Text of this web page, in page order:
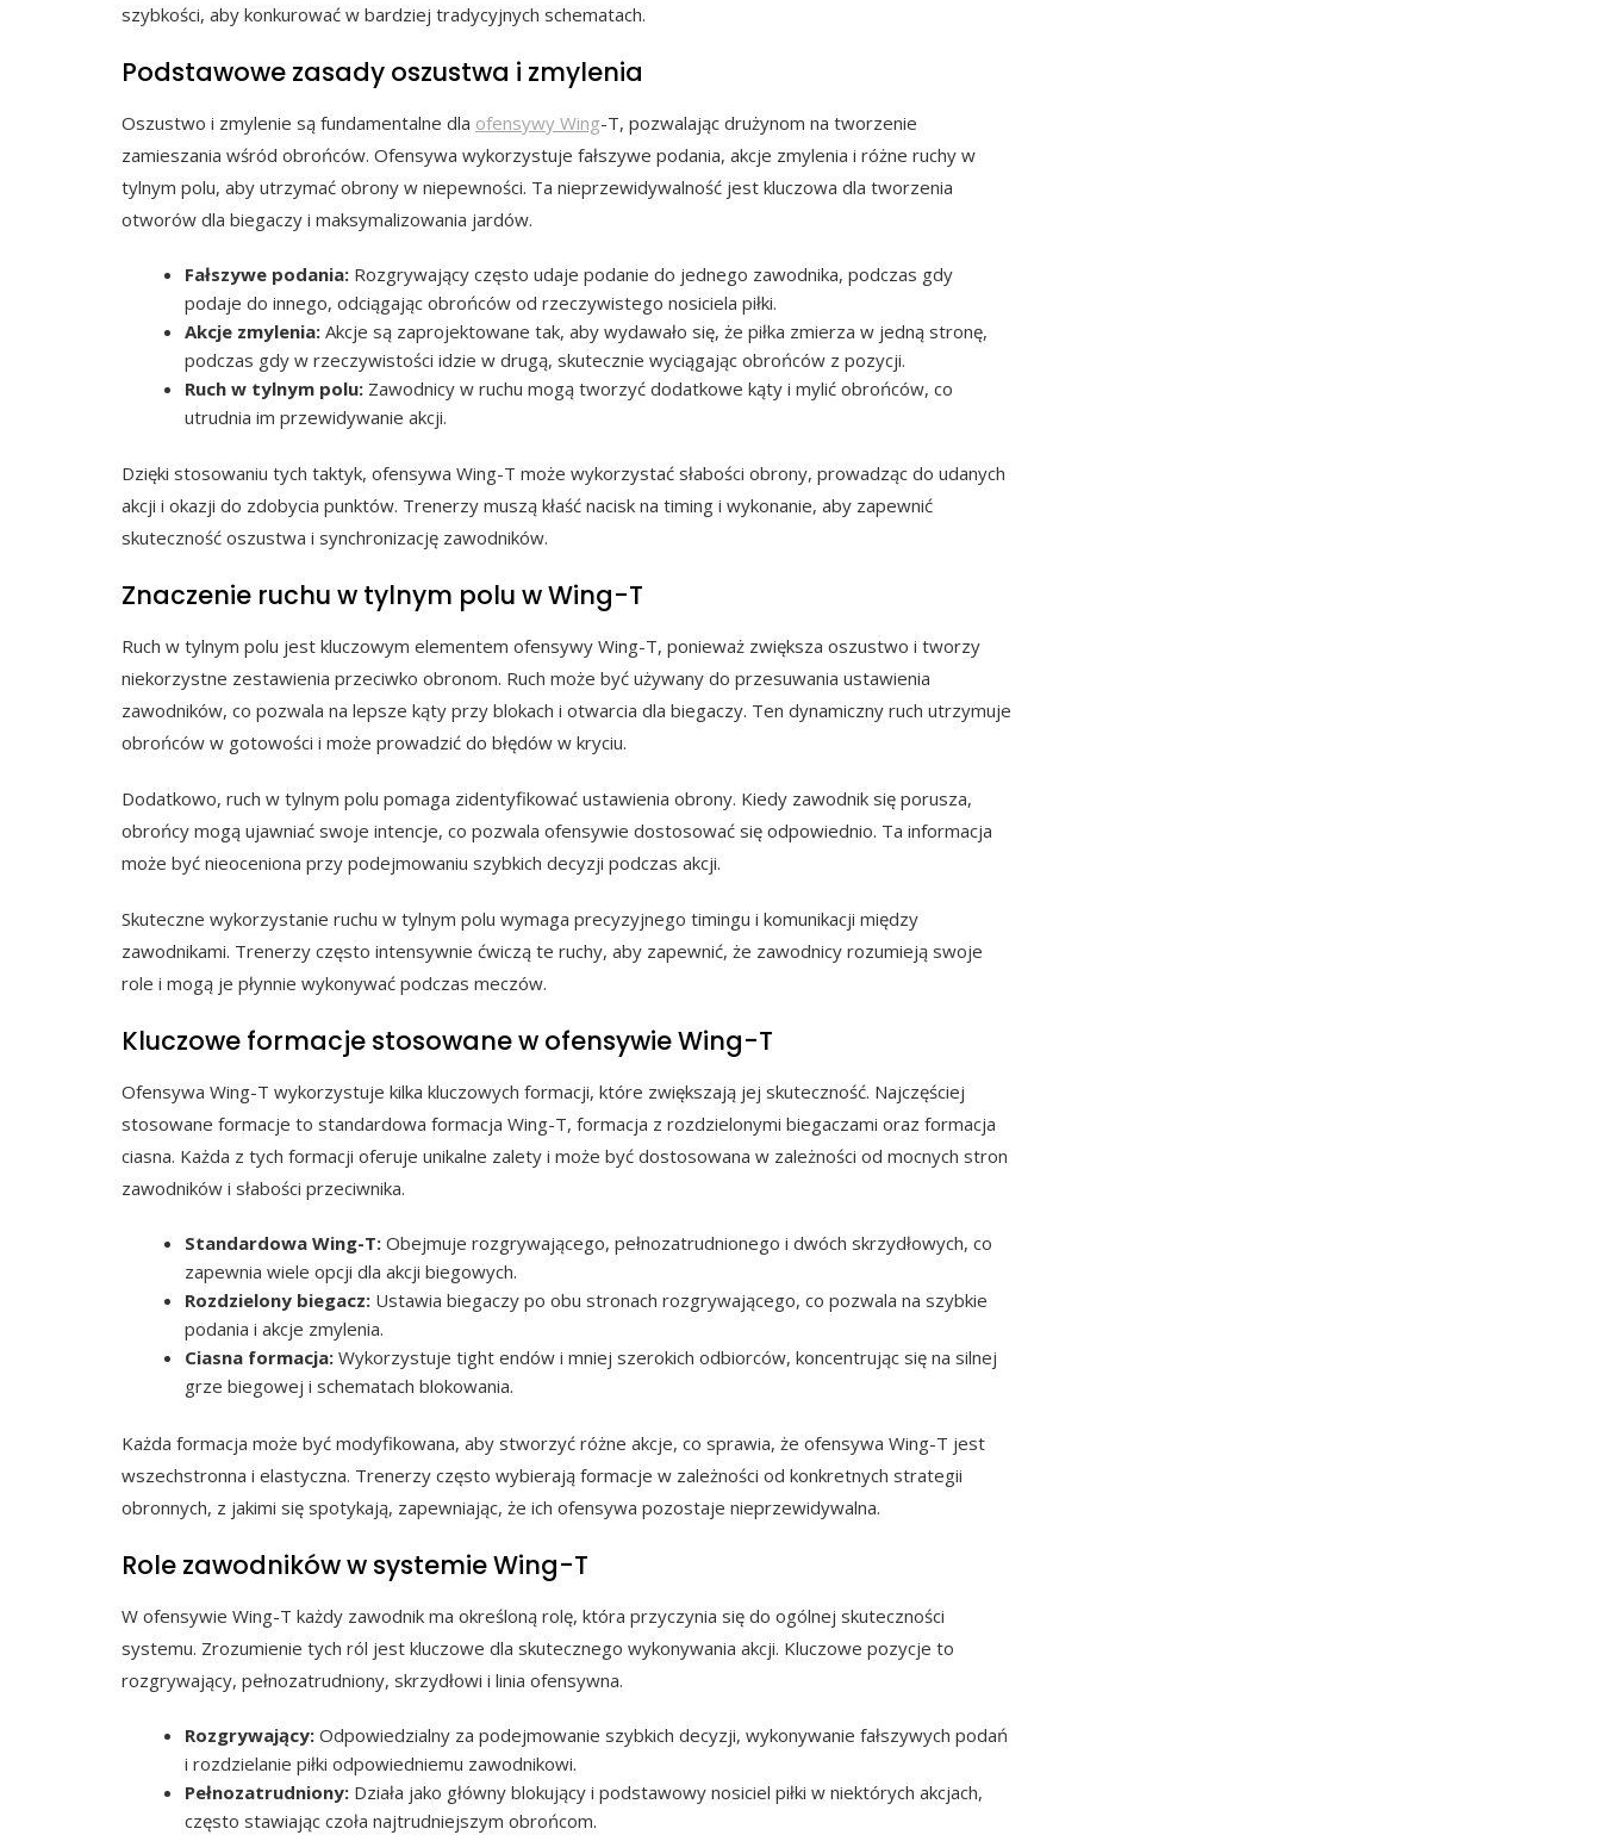
szybkości, aby konkurować w bardziej tradycyjnych schematach.
Podstawowe zasady oszustwa i zmylenia
Oszustwo i zmylenie są fundamentalne dla ofensywy Wing-T, pozwalając drużynom na tworzenie
zamieszania wśród obrońców. Ofensywa wykorzystuje fałszywe podania, akcje zmylenia i różne ruchy w
tylnym polu, aby utrzymać obrony w niepewności. Ta nieprzewidywalność jest kluczowa dla tworzenia
otworów dla biegaczy i maksymalizowania jardów.
Fałszywe podania: Rozgrywający często udaje podanie do jednego zawodnika, podczas gdy
podaje do innego, odciągając obrońców od rzeczywistego nosiciela piłki.
Akcje zmylenia: Akcje są zaprojektowane tak, aby wydawało się, że piłka zmierza w jedną stronę,
podczas gdy w rzeczywistości idzie w drugą, skutecznie wyciągając obrońców z pozycji.
Ruch w tylnym polu: Zawodnicy w ruchu mogą tworzyć dodatkowe kąty i mylić obrońców, co
utrudnia im przewidywanie akcji.
Dzięki stosowaniu tych taktyk, ofensywa Wing-T może wykorzystać słabości obrony, prowadząc do udanych
akcji i okazji do zdobycia punktów. Trenerzy muszą kłaść nacisk na timing i wykonanie, aby zapewnić
skuteczność oszustwa i synchronizację zawodników.
Znaczenie ruchu w tylnym polu w Wing-T
Ruch w tylnym polu jest kluczowym elementem ofensywy Wing-T, ponieważ zwiększa oszustwo i tworzy
niekorzystne zestawienia przeciwko obronom. Ruch może być używany do przesuwania ustawienia
zawodników, co pozwala na lepsze kąty przy blokach i otwarcia dla biegaczy. Ten dynamiczny ruch utrzymuje
obrońców w gotowości i może prowadzić do błędów w kryciu.
Dodatkowo, ruch w tylnym polu pomaga zidentyfikować ustawienia obrony. Kiedy zawodnik się porusza,
obrońcy mogą ujawniać swoje intencje, co pozwala ofensywie dostosować się odpowiednio. Ta informacja
może być nieoceniona przy podejmowaniu szybkich decyzji podczas akcji.
Skuteczne wykorzystanie ruchu w tylnym polu wymaga precyzyjnego timingu i komunikacji między
zawodnikami. Trenerzy często intensywnie ćwiczą te ruchy, aby zapewnić, że zawodnicy rozumieją swoje
role i mogą je płynnie wykonywać podczas meczów.
Kluczowe formacje stosowane w ofensywie Wing-T
Ofensywa Wing-T wykorzystuje kilka kluczowych formacji, które zwiększają jej skuteczność. Najczęściej
stosowane formacje to standardowa formacja Wing-T, formacja z rozdzielonymi biegaczami oraz formacja
ciasna. Każda z tych formacji oferuje unikalne zalety i może być dostosowana w zależności od mocnych stron
zawodników i słabości przeciwnika.
Standardowa Wing-T: Obejmuje rozgrywającego, pełnozatrudnionego i dwóch skrzydłowych, co
zapewnia wiele opcji dla akcji biegowych.
Rozdzielony biegacz: Ustawia biegaczy po obu stronach rozgrywającego, co pozwala na szybkie
podania i akcje zmylenia.
Ciasna formacja: Wykorzystuje tight endów i mniej szerokich odbiorców, koncentrując się na silnej
grze biegowej i schematach blokowania.
Każda formacja może być modyfikowana, aby stworzyć różne akcje, co sprawia, że ofensywa Wing-T jest
wszechstronna i elastyczna. Trenerzy często wybierają formacje w zależności od konkretnych strategii
obronnych, z jakimi się spotykają, zapewniając, że ich ofensywa pozostaje nieprzewidywalna.
Role zawodników w systemie Wing-T
W ofensywie Wing-T każdy zawodnik ma określoną rolę, która przyczynia się do ogólnej skuteczności
systemu. Zrozumienie tych ról jest kluczowe dla skutecznego wykonywania akcji. Kluczowe pozycje to
rozgrywający, pełnozatrudniony, skrzydłowi i linia ofensywna.
Rozgrywający: Odpowiedzialny za podejmowanie szybkich decyzji, wykonywanie fałszywych podań
i rozdzielanie piłki odpowiedniemu zawodnikowi.
Pełnozatrudniony: Działa jako główny blokujący i podstawowy nosiciel piłki w niektórych akcjach,
często stawiając czoła najtrudniejszym obrońcom.